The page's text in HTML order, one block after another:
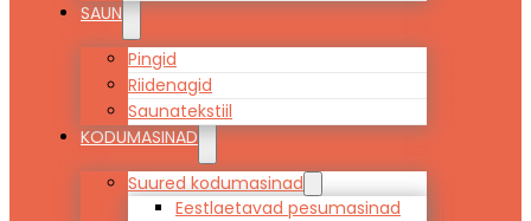
SAUN
Pingid
Riidenagid
Saunatekstiil
KODUMASINAD
Suured kodumasinad
Eestlaetavad pesumasinad